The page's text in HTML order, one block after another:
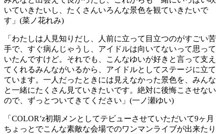
いていきたいし、たくさんいろんな景色を観ていきたいで
す」(菜ノ花れみ)
「わたしは人見知りだし、人前に立って目立つのがすごい苦
手で、すぐ病んじゃうし、アイドルは向いてないって思って
いたんですけど。それでも、こんなゆいが好きと言って支え
てくれるみんながいるから、アイドルとしてステージに立て
ています。一人だったときには見えなかった景色を、みんな
と一緒にたくさん見ていきたいです。絶対に後悔こさせない
ので、ずっとついてきてください」(一ノ瀬ゆい)
「COLOR’z初期メンとしてテビューさせていただいて9ヶ月
ちょっとでこんな素敵な会場でのワンマンライブが出来たり